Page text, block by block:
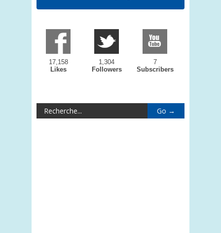
17,158
Likes
1,304
Followers
7
Subscribers